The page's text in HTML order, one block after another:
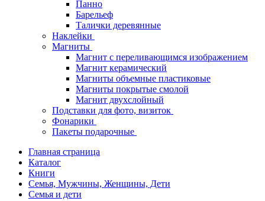
Панно
Барельеф
Талички деревянные
Наклейки
Магниты
Магнит с переливающимся изображением
Магнит керамический
Магниты объемные пластиковые
Магниты покрытые смолой
Магнит двухслойный
Подставки для фото, визиток
Фонарики
Пакеты подарочные
Главная страница
Каталог
Книги
Семья, Мужчины, Женщины, Дети
Семья и дети